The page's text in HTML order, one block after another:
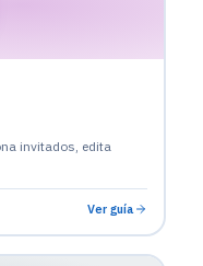
invitados, edita
Ver guía